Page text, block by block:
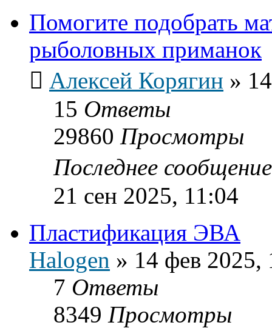
Помогите подобрать
рыболовных приманок
Алексей Корягин »
15 Ответы
29860 Просмотры
Последнее
21 сен 2025, 11:04
Пластификация ЭВА
Halogen » 14 фев 2025,
7 Ответы
8349 Просмотры